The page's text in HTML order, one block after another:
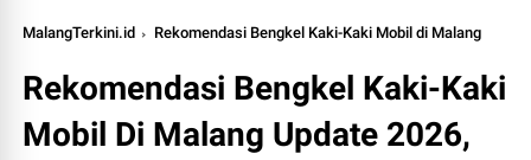
MalangTerkini.id Rekomendasi Bengkel Kaki-Kaki Mobil di Malang
Rekomendasi Bengkel Kaki-Kaki
Mobil Di Malang Update 2026,